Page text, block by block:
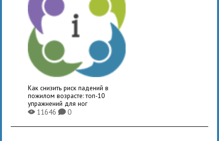
Как снизить риск падений в
пожилом возрасте: топ-10
упражнений для ног
X11646K0